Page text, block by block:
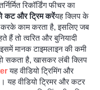
रिकॉर्डिंग फीचर का
कट और ट्रिम करेंयह क्लिप के
करके काम करता है, इसलिए जब
हैं तो त्वरित और बुनियादी
मानक टाइमलाइन की कमी
सकता है, खासकर लंबी क्लिप
यह वीडियो ट्रिमिंग और
यह वीडियो ट्रिमर और कटर